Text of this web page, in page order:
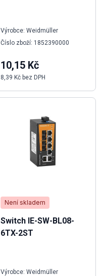
Výrobce: Weidmüller
Číslo zboží: 1852390000
10,15 Kč
8,39 Kč bez DPH
Není skladem
Switch IE-SW-BL08-
6TX-2ST
Výrobce: Weidmüller